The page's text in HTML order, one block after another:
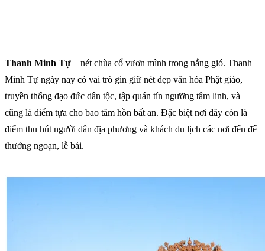
Thanh Minh Tự – nét chùa cổ vươn mình trong nắng gió. Thanh
Minh Tự ngày nay có vai trò gìn giữ nét đẹp văn hóa Phật giáo,
truyền thống đạo đức dân tộc, tập quán tín ngưỡng tâm linh, và
cũng là điểm tựa cho bao tâm hồn bất an. Đặc biệt nơi đây còn là
điểm thu hút người dân địa phương và khách du lịch các nơi đến để
thưởng ngoạn, lễ bái.